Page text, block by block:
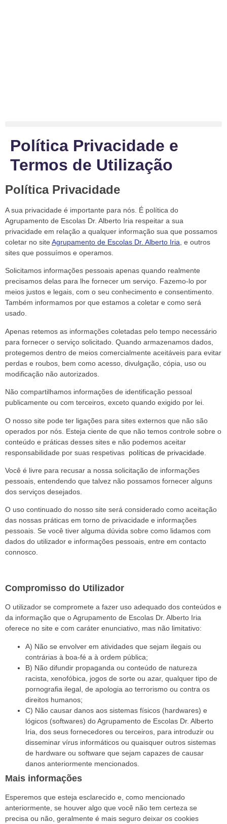
Política Privacidade e
Termos de Utilização
Política Privacidade
A sua privacidade é importante para nós. É política do
Agrupamento de Escolas Dr. Alberto Iria respeitar a sua
privacidade em relação a qualquer informação sua que possamos
coletar no site Agrupamento de Escolas Dr. Alberto Iria , e outros
sites que possuímos e operamos.
Solicitamos informações pessoais apenas quando realmente
precisamos delas para lhe fornecer um serviço. Fazemo-lo por
meios justos e legais, com o seu conhecimento e consentimento.
Também informamos por que estamos a coletar e como será
usado.
Apenas retemos as informações coletadas pelo tempo necessário
para fornecer o serviço solicitado. Quando armazenamos dados,
protegemos dentro de meios comercialmente aceitáveis ​​para evitar
perdas e roubos, bem como acesso, divulgação, cópia, uso ou
modificação não autorizados.
Não compartilhamos informações de identificação pessoal
publicamente ou com terceiros, exceto quando exigido por lei.
O nosso site pode ter ligações para sites externos que não são
operados por nós. Esteja ciente de que não temos controle sobre o
conteúdo e práticas desses sites e não podemos aceitar
responsabilidade por suas respetivas políticas de privacidade
Você é livre para recusar a nossa solicitação de informações
pessoais, entendendo que talvez não possamos fornecer alguns
dos serviços desejados.
O uso continuado do nosso site será considerado como aceitação
das nossas práticas em torno de privacidade e informações
pessoais. Se você tiver alguma dúvida sobre como lidamos com
dados do utilizador e informações pessoais, entre em contacto
connosco.
Compromisso do Utilizador
O utilizador se compromete a fazer uso adequado dos conteúdos e
da informação que o Agrupamento de Escolas Dr. Alberto Iria
oferece no site e com caráter enunciativo, mas não limitativo:
A) Não se envolver em atividades que sejam ilegais ou
contrárias à boa-fé a à ordem pública;
B) Não difundir propaganda ou conteúdo de natureza
racista, xenofóbica, jogos de sorte ou azar, qualquer tipo de
pornografia ilegal, de apologia ao terrorismo ou contra os
direitos humanos;
C) Não causar danos aos sistemas físicos (hardwares) e
lógicos (softwares) do Agrupamento de Escolas Dr. Alberto
Iria, dos seus fornecedores ou terceiros, para introduzir ou
disseminar vírus informáticos ou quaisquer outros sistemas
de hardware ou software que sejam capazes de causar
danos anteriormente mencionados.
Mais informações
Esperemos que esteja esclarecido e, como mencionado
anteriormente, se houver algo que você não tem certeza se
precisa ou não, geralmente é mais seguro deixar os cookies